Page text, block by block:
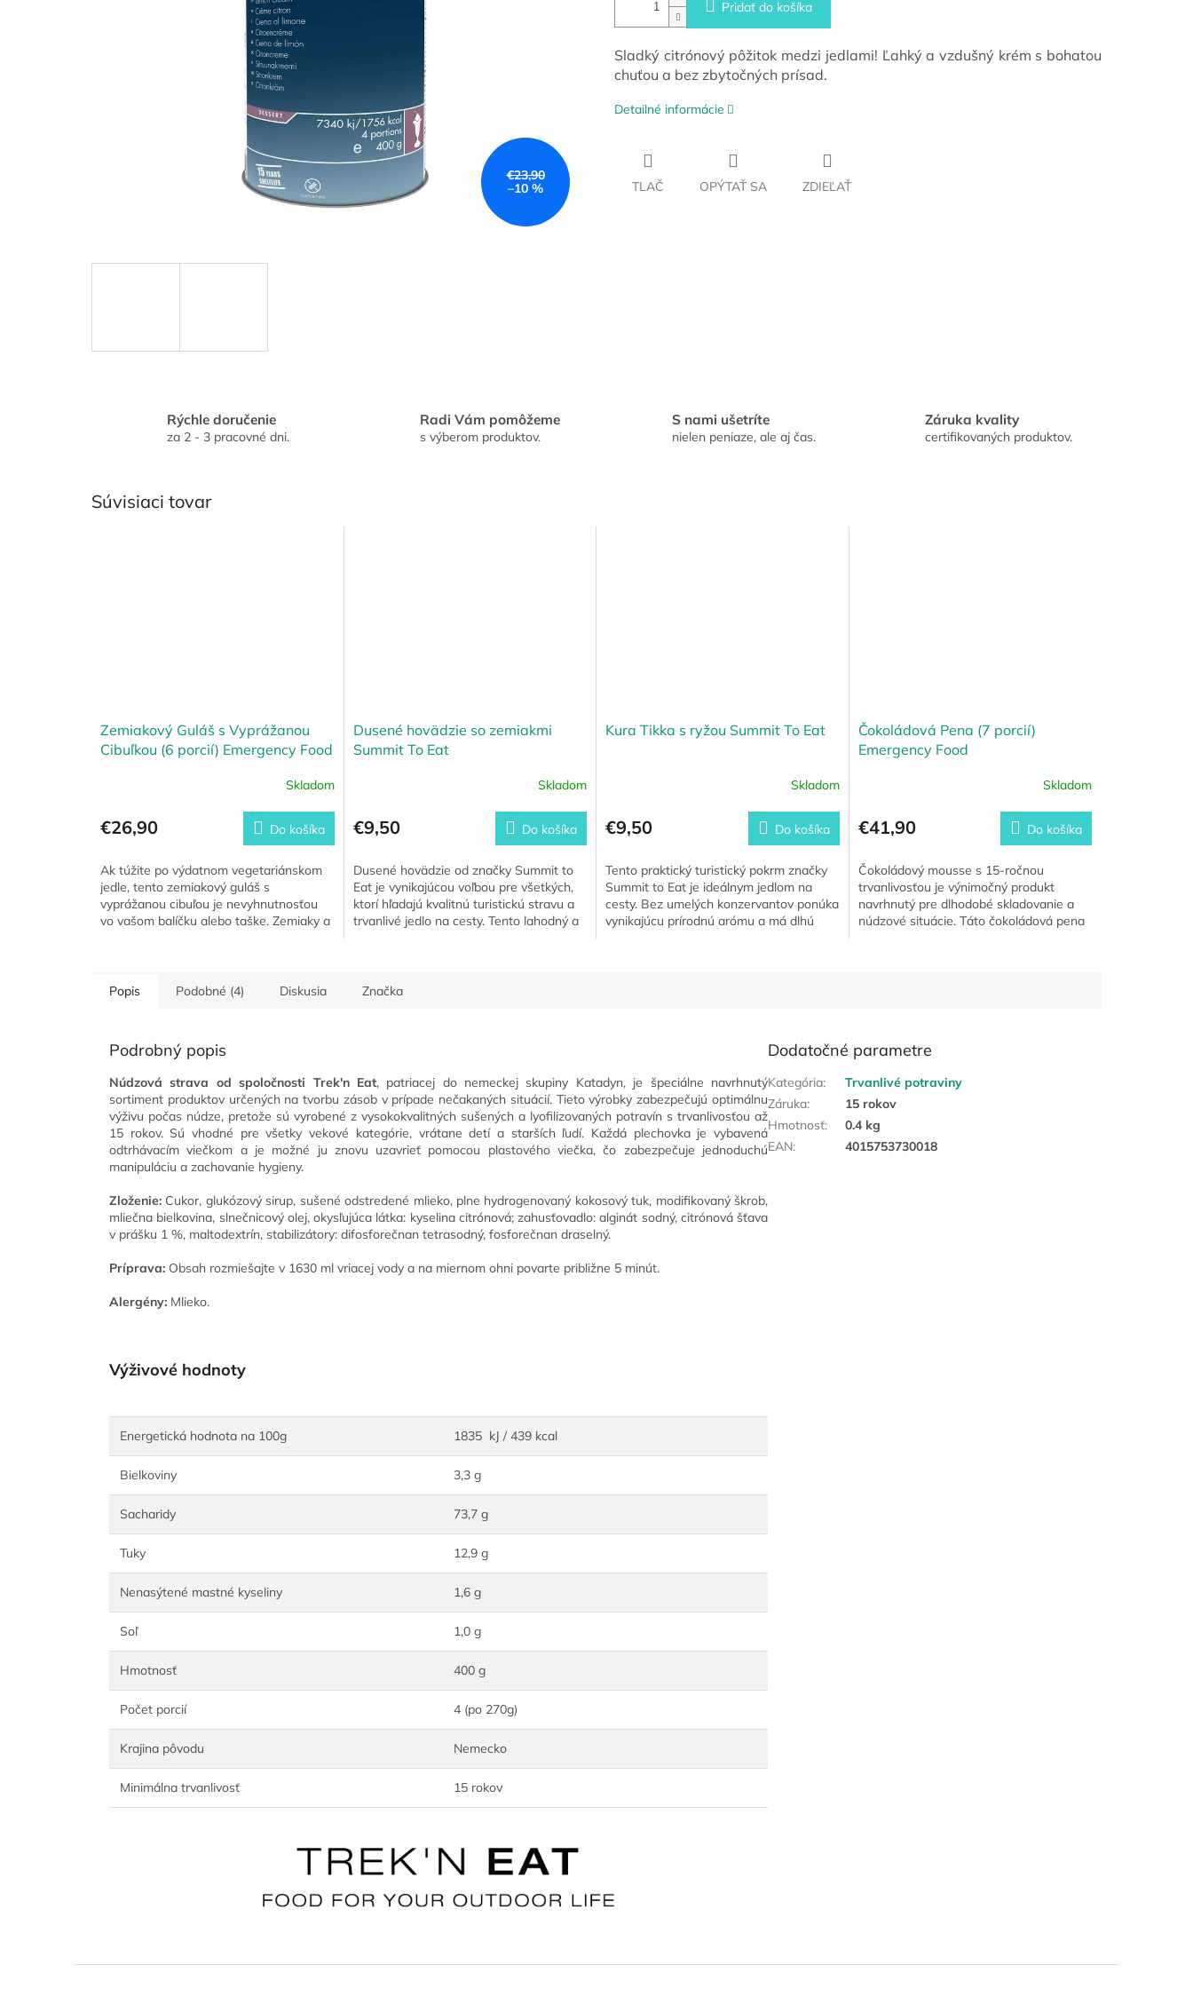
€23,90
–10 %
Pridať do košíka
Sladký citrónový pôžitok medzi jedlami! Ľahký a vzdušný krém s bohatou
chuťou a bez zbytočných prísad.
Detailné informácie
TLAČ OPÝTAŤ SA ZDIEĽAŤ
Rýchle doručenie
za 2 - 3 pracovné dni.
Radi Vám pomôžeme
s výberom produktov.
S nami ušetríte
nielen peniaze, ale aj čas.
Záruka kvality
certifikovaných produktov.
Súvisiaci tovar
Zemiakový Guláš s Vyprážanou
Cibuľkou (6 porcií) Emergency Food
Skladom
€26,90 Do košíka
Ak túžite po výdatnom vegetariánskom
jedle, tento zemiakový guláš s
vyprážanou cibuľou je nevyhnutnosťou
vo vašom balíčku alebo taške. Zemiaky a
Dusené hovädzie so zemiakmi
Summit To Eat
Skladom
€9,50 Do košíka
Dusené hovädzie od značky Summit to
Eat je vynikajúcou voľbou pre všetkých,
ktorí hľadajú kvalitnú turistickú stravu a
trvanlivé jedlo na cesty. Tento lahodný a
Kura Tikka s ryžou Summit To Eat
Skladom
€9,50 Do košíka
Tento praktický turistický pokrm značky
Summit to Eat je ideálnym jedlom na
cesty. Bez umelých konzervantov ponúka
vynikajúcu prírodnú arómu a má dlhú
Čokoládová Pena (7 porcií)
Emergency Food
Skladom
€41,90 Do košíka
Čokoládový mousse s 15-ročnou
trvanlivosťou je výnimočný produkt
navrhnutý pre dlhodobé skladovanie a
núdzové situácie. Táto čokoládová pena
Popis Podobné (4) Diskusia Značka
Podrobný popis
Núdzová strava od spoločnosti Trek'n Eat, patriacej do nemeckej skupiny Katadyn, je špeciálne navrhnutý
sortiment produktov určených na tvorbu zásob v prípade nečakaných situácií. Tieto výrobky zabezpečujú optimálnu
výživu počas núdze, pretože sú vyrobené z vysokokvalitných sušených a lyofilizovaných potravín s trvanlivosťou až
15 rokov. Sú vhodné pre všetky vekové kategórie, vrátane detí a starších ľudí. Každá plechovka je vybavená
odtrhávacím viečkom a je možné ju znovu uzavrieť pomocou plastového viečka, čo zabezpečuje jednoduchú
manipuláciu a zachovanie hygieny.
Zloženie: Cukor, glukózový sirup, sušené odstredené mlieko, plne hydrogenovaný kokosový tuk, modifikovaný škrob,
mliečna bielkovina, slnečnicový olej, okysľujúca látka: kyselina citrónová; zahusťovadlo: alginát sodný, citrónová šťava
v prášku 1 %, maltodextrín, stabilizátory: difosforečnan tetrasodný, fosforečnan draselný.
Príprava: Obsah rozmiešajte v 1630 ml vriacej vody a na miernom ohni povarte približne 5 minút.
Alergény: Mlieko.
Výživové hodnoty
Energetická hodnota na 100g 1835 kJ / 439 kcal
Bielkoviny 3,3 g
Sacharidy 73,7 g
Tuky 12,9 g
Nenasýtené mastné kyseliny 1,6 g
Soľ 1,0 g
Hmotnosť 400 g
Počet porcií 4 (po 270g)
Krajina pôvodu Nemecko
Minimálna trvanlivosť 15 rokov
Dodatočné parametre
Kategória:
Trvanlivé potraviny
Záruka:
15 rokov
Hmotnosť:
0.4 kg
EAN: 4015753730018